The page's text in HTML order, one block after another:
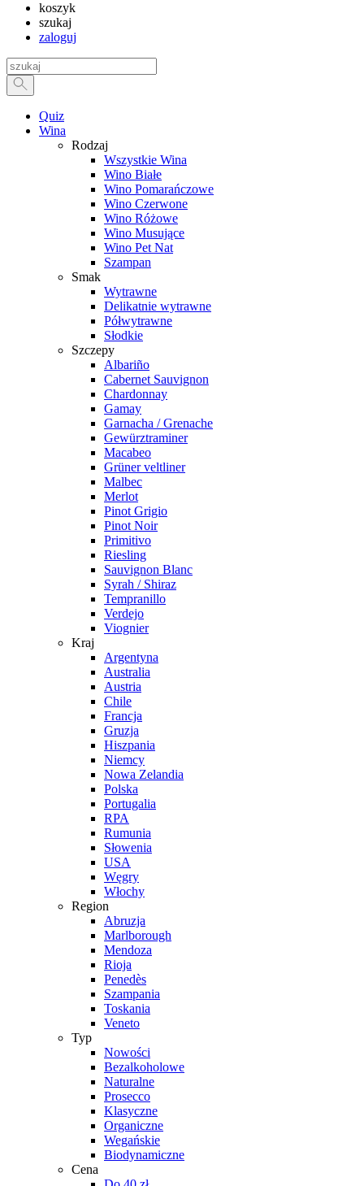
koszyk
szukaj
zaloguj
Quiz
Wina
Rodzaj
Wszystkie Wina
Wino Białe
Wino Pomarańczowe
Wino Czerwone
Wino Różowe
Wino Musujące
Wino Pet Nat
Szampan
Smak
Wytrawne
Delikatnie wytrawne
Półwytrawne
Słodkie
Szczepy
Albariño
Cabernet Sauvignon
Chardonnay
Gamay
Garnacha / Grenache
Gewürztraminer
Macabeo
Grüner veltliner
Malbec
Merlot
Pinot Grigio
Pinot Noir
Primitivo
Riesling
Sauvignon Blanc
Syrah / Shiraz
Tempranillo
Verdejo
Viognier
Kraj
Argentyna
Australia
Austria
Chile
Francja
Gruzja
Hiszpania
Niemcy
Nowa Zelandia
Polska
Portugalia
RPA
Rumunia
Słowenia
USA
Węgry
Włochy
Region
Abruzja
Marlborough
Mendoza
Rioja
Penedès
Szampania
Toskania
Veneto
Typ
Nowości
Bezalkoholowe
Naturalne
Prosecco
Klasyczne
Organiczne
Wegańskie
Biodynamiczne
Cena